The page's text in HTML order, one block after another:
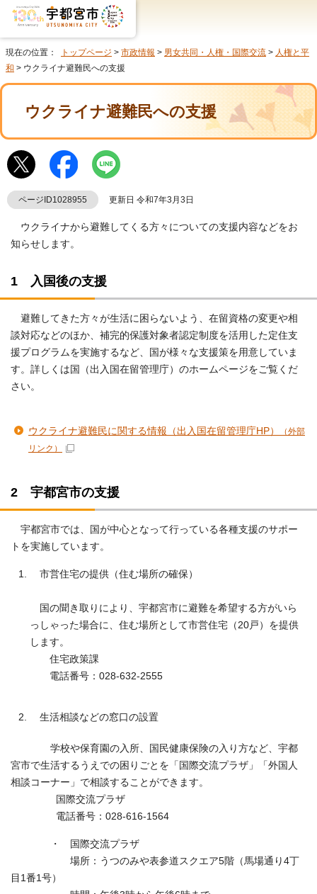
現在の位置： トップページ > 市政情報 > 男女共同・人権・国際交流 > 人権と平
和 > ウクライナ避難民への支援
ウクライナ避難民への支援
ページID1028955 更新日 令和7年3月3日
ウクライナから避難してくる方々についての支援内容などをお
知らせします。
1 入国後の支援
避難してきた方々が生活に困らないよう、在留資格の変更や相
談対応などのほか、補完的保護対象者認定制度を活用した定住支
援プログラムを実施するなど、国が様々な支援策を用意していま
す。詳しくは国（出入国在留管理庁）のホームページをご覧くだ
さい。
ウクライナ避難民に関する情報（出入国在留管理庁HP）
（外部
リンク）
2 宇都宮市の支援
宇都宮市では、国が中心となって行っている各種支援のサポー
トを実施しています。
市営住宅の提供（住む場所の確保）
国の聞き取りにより、宇都宮市に避難を希望する方がいら
っしゃった場合に、住む場所として市営住宅（20戸）を提供
します。
住宅政策課
電話番号：028-632-2555
生活相談などの窓口の設置
学校や保育園の入所、国民健康保険の入り方など、宇都
宮市で生活するうえでの困りごとを「国際交流プラザ」「外国人
相談コーナー」で相談することができます。
国際交流プラザ
電話番号：028-616-1564
・ 国際交流プラザ
場所：うつのみや表参道スクエア5階（馬場通り4丁
目1番1号）